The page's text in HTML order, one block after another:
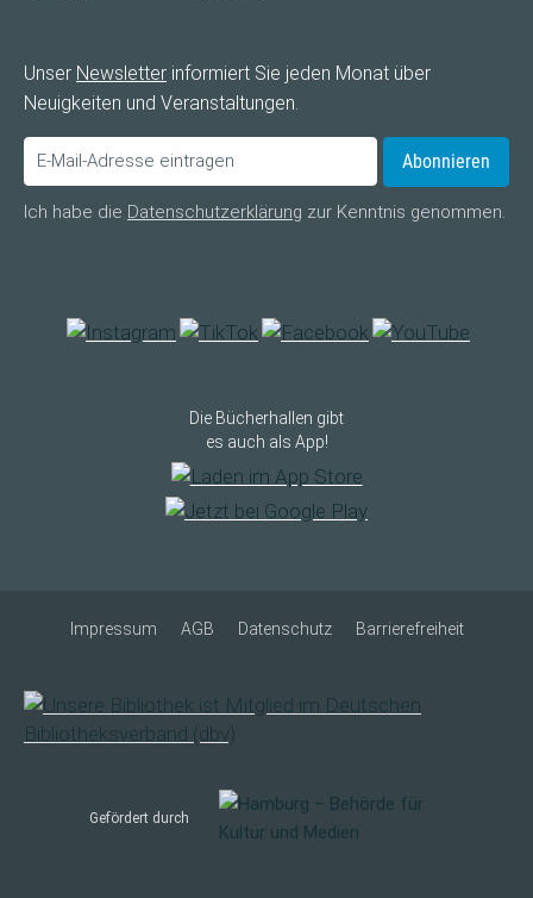
Unser Newsletter informiert Sie jeden Monat über
Neuigkeiten und Veranstaltungen.
Abonnieren
Ich habe die Datenschutzerklärung zur Kenntnis genommen.
Die Bücherhallen gibt
es auch als App!
Impressum AGB Datenschutz Barrierefreiheit
Gefördert durch